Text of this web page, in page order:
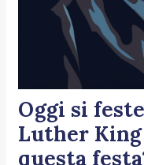
Oggi si
Luther King
questa